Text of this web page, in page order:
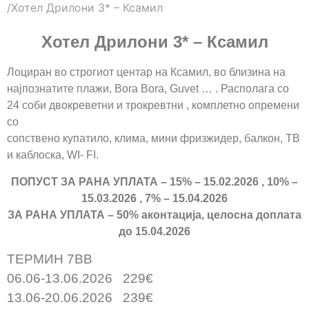
Хотел Дрилони 3* – Ксамил
Хотел Дрилони 3* – Ксамил
Лоциран во строгиот центар на Ксамил, во близина на
најпознатите плажи, Bora Bora, Guvet … . Располага со
24 соби двокреветни и трокревтни , комплетно опремени
со
сопствено купатило, клима, мини фризжидер, балкон, ТВ
и каблоска, WI- FI.
ПОПУСТ ЗА РАНА УПЛАТА – 15% – 15.02.2026 , 10% –
15.03.2026 , 7% – 15.04.2026
ЗА РАНА УПЛАТА – 50% аконтација, целосна доплата
до 15.04.2026
ТЕРМИН 7BB
06.06-13.06.2026 229€
13.06-20.06.2026 239€